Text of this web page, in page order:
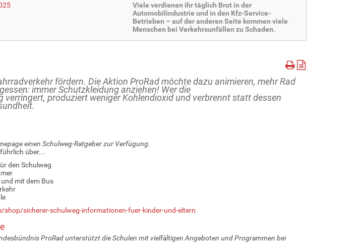
Viele verdienen ihr täglich Brot in der
Automobilindustrie und in den Kfz-Service-
Betrieben – auf der anderen Seite kommen viele
Menschen bei Verkehrsunfällen zu Schaden.
fördern. Die Aktion ProRad möchte dazu animieren, mehr Rad
immer Schutzkleidung anziehen! Wer die
produziert weniger Kohlendioxid und verbrennt statt dessen
einen Schulweg-Ratgeber zur Verfügung.
über...
den Schulweg
mit dem Bus
sicherer-schulweg-informationen-fuer-kinder-und-eltern
ProRad unterstützt die Schulen mit vielfältigen Angeboten und Programmen bei